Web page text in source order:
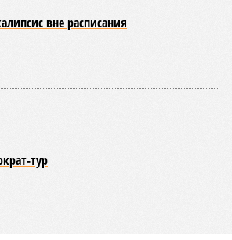
вне расписания
тур